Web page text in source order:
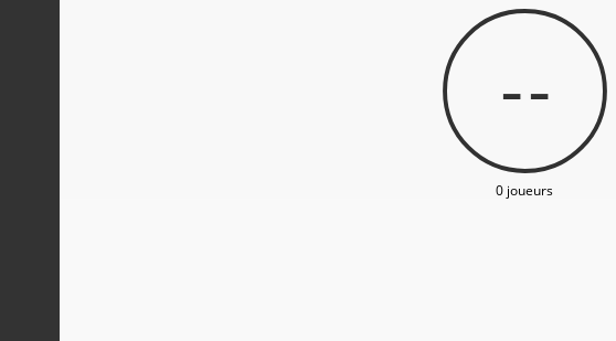
--
0 joueurs